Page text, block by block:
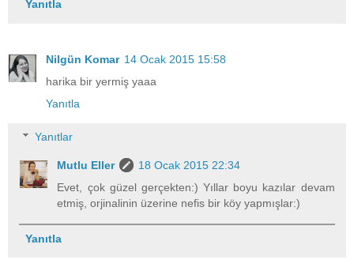
Yanıtla
Nilgün Komar 14 Ocak 2015 15:58
harika bir yermiş yaaa
Yanıtla
Yanıtlar
Mutlu Eller
18 Ocak 2015 22:34
Evet, çok güzel gerçekten:) Yıllar boyu kazılar devam
etmiş, orjinalinin üzerine nefis bir köy yapmışlar:)
Yanıtla